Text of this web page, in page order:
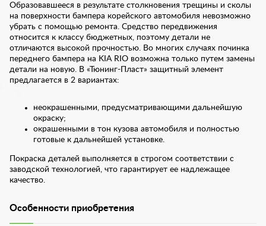
Образовавшееся в результате столкновения трещины и сколы
на поверхности бампера корейского автомобиля невозможно
убрать с помощью ремонта. Средство передвижения
относится к классу бюджетных, поэтому детали не
отличаются высокой прочностью. Во многих случаях починка
переднего бампера на KIA RIO возможна только путем замены
детали на новую. В «Тюнинг-Пласт» защитный элемент
предлагается в 2 вариантах:
неокрашенными, предусматривающими дальнейшую
окраску;
окрашенными в тон кузова автомобиля и полностью
готовые к дальнейшей установке.
Покраска деталей выполняется в строгом соответствии с
заводской технологией, что гарантирует ее надлежащее
качество.
Особенности приобретения